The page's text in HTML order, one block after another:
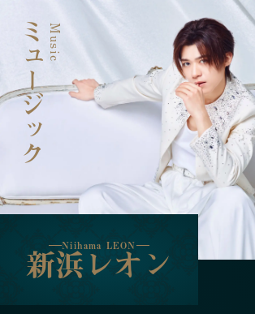
Niihama LEON
新浜レオン
Information
お知らせProfile
プロフィールSchedule
スケジュールMedia
メディアLive Event
ライブ・イベントMusic
ミュージックFan Club
ファンクラブOnline Shop
オンラインショップContact
お問合せ
Music
ミュージック
Niihama LEON
新浜レオン